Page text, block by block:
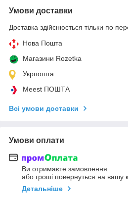
Умови доставки
Доставка здійснюється тільки по
Нова Пошта
Магазини Rozetka
Укрпошта
Meest ПОШТА
Всі умови доставки
Умови оплати
Ви отримаєте замовлення
або гроші повернуться на вашу
Детальніше